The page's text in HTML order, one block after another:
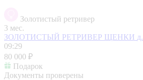
Золотистый ретривер
3 мес.
ЗОЛОТИСТЫЙ РЕТРИВЕР ЩЕНКИ
09:29
80 000 ₽
Подарок
Документы проверены